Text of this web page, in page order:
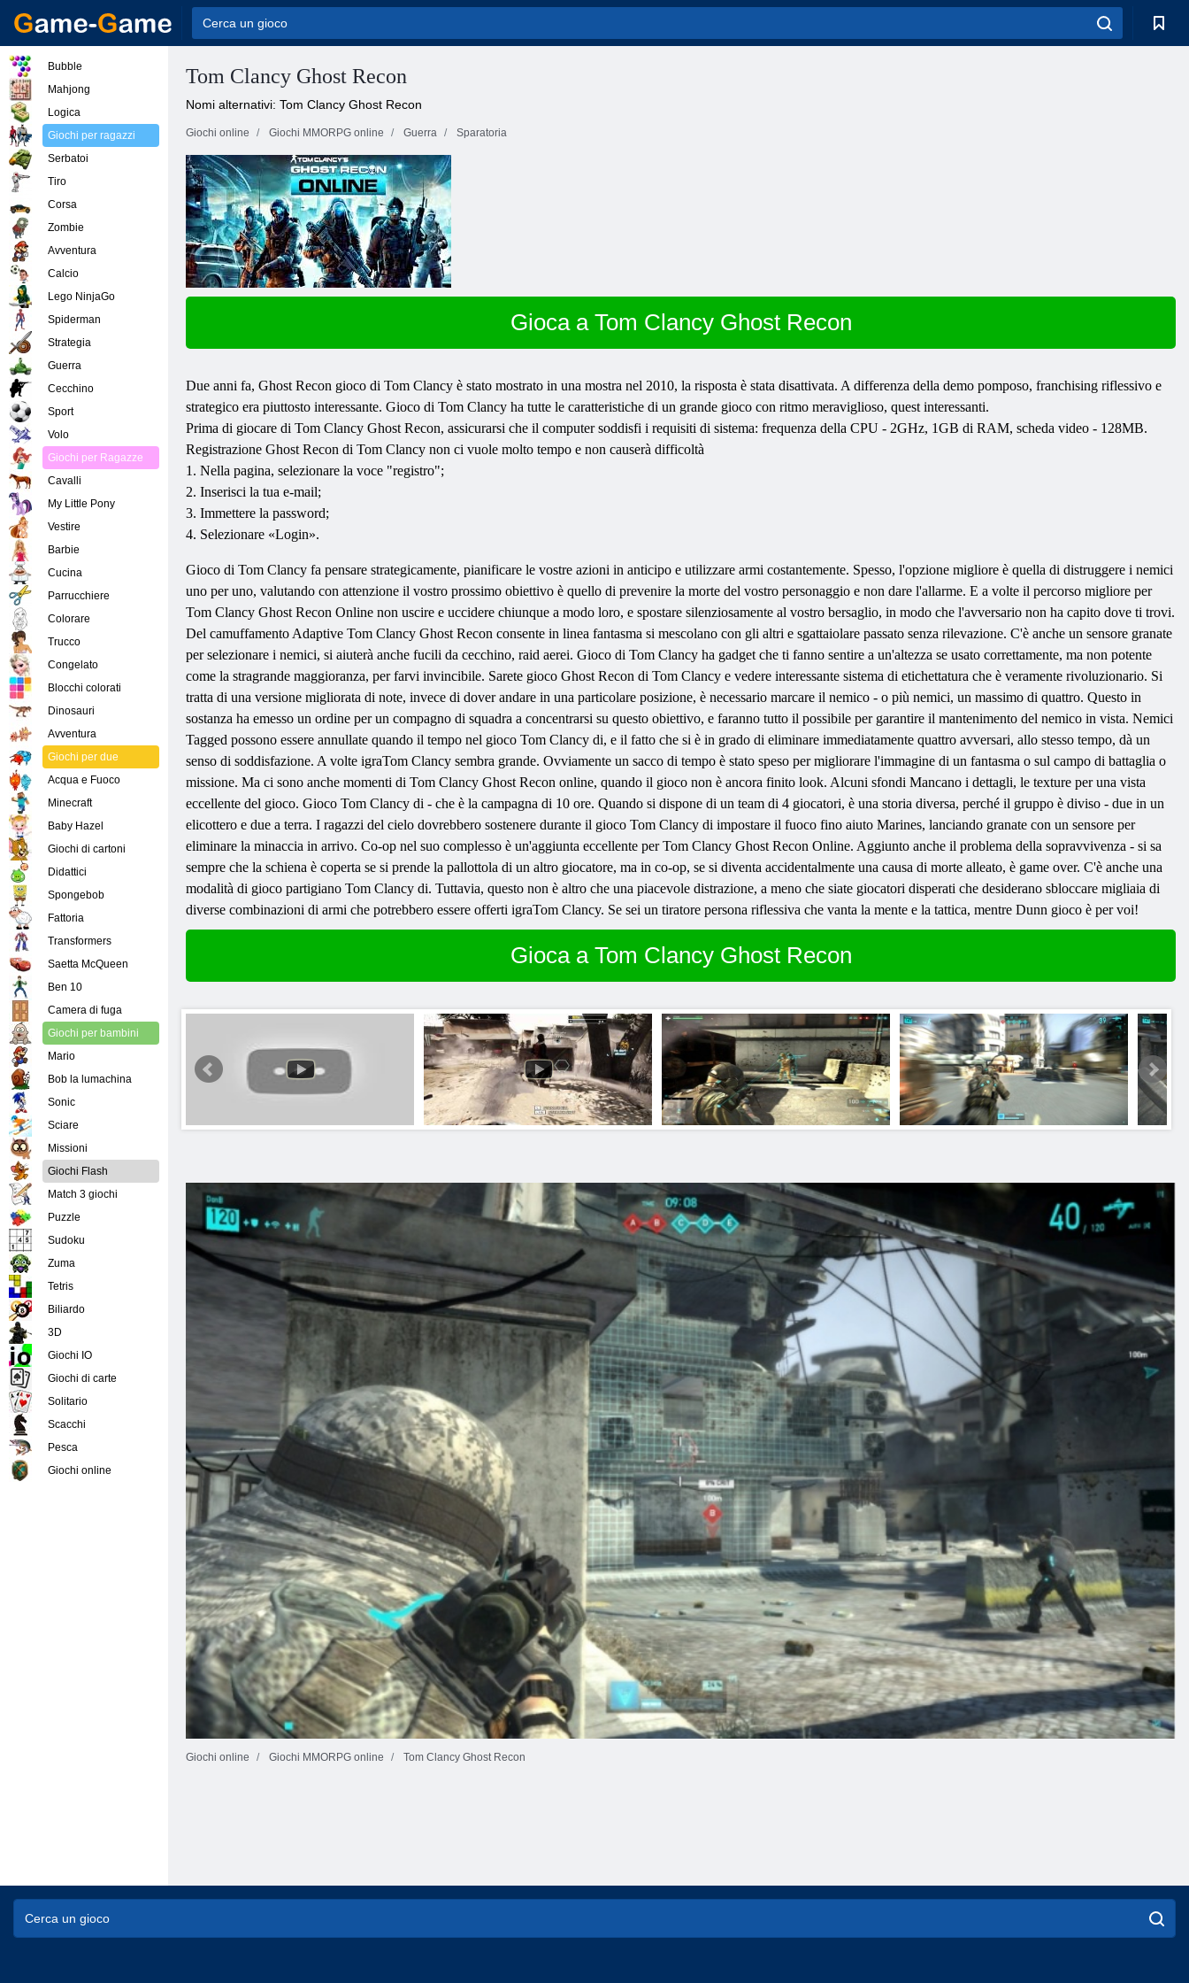
Tom Clancy Ghost Recon
Nomi alternativi: Tom Clancy Ghost Recon
Giochi online Giochi MMORPG online Guerra Sparatoria
Gioca a Tom Clancy Ghost Recon
Due anni fa, Ghost Recon gioco di Tom Clancy è stato mostrato in una mostra nel 2010, la risposta è stata disattivata. A differenza della demo pomposo, franchising riflessivo e
strategico era piuttosto interessante. Gioco di Tom Clancy ha tutte le caratteristiche di un grande gioco con ritmo meraviglioso, quest interessanti.
Prima di giocare di Tom Clancy Ghost Recon, assicurarsi che il computer soddisfi i requisiti di sistema: frequenza della CPU - 2GHz, 1GB di RAM, scheda video - 128MB.
Registrazione Ghost Recon di Tom Clancy non ci vuole molto tempo e non causerà difficoltà
1. Nella pagina, selezionare la voce "registro";
2. Inserisci la tua e-mail;
3. Immettere la password;
4. Selezionare «Login».
Gioco di Tom Clancy fa pensare strategicamente, pianificare le vostre azioni in anticipo e utilizzare armi costantemente. Spesso, l'opzione migliore è quella di distruggere i nemici
uno per uno, valutando con attenzione il vostro prossimo obiettivo è quello di prevenire la morte del vostro personaggio e non dare l'allarme. E a volte il percorso migliore per
Tom Clancy Ghost Recon Online non uscire e uccidere chiunque a modo loro, e spostare silenziosamente al vostro bersaglio, in modo che l'avversario non ha capito dove ti trovi.
Del camuffamento Adaptive Tom Clancy Ghost Recon consente in linea fantasma si mescolano con gli altri e sgattaiolare passato senza rilevazione. C'è anche un sensore granate
per selezionare i nemici, si aiuterà anche fucili da cecchino, raid aerei. Gioco di Tom Clancy ha gadget che ti fanno sentire a un'altezza se usato correttamente, ma non potente
come la stragrande maggioranza, per farvi invincibile. Sarete gioco Ghost Recon di Tom Clancy e vedere interessante sistema di etichettatura che è veramente rivoluzionario. Si
tratta di una versione migliorata di note, invece di dover andare in una particolare posizione, è necessario marcare il nemico - o più nemici, un massimo di quattro. Questo in
sostanza ha emesso un ordine per un compagno di squadra a concentrarsi su questo obiettivo, e faranno tutto il possibile per garantire il mantenimento del nemico in vista. Nemici
Tagged possono essere annullate quando il tempo nel gioco Tom Clancy di, e il fatto che si è in grado di eliminare immediatamente quattro avversari, allo stesso tempo, dà un
senso di soddisfazione. A volte igraTom Clancy sembra grande. Ovviamente un sacco di tempo è stato speso per migliorare l'immagine di un fantasma o sul campo di battaglia o
missione. Ma ci sono anche momenti di Tom Clancy Ghost Recon online, quando il gioco non è ancora finito look. Alcuni sfondi Mancano i dettagli, le texture per una vista
eccellente del gioco. Gioco Tom Clancy di - che è la campagna di 10 ore. Quando si dispone di un team di 4 giocatori, è una storia diversa, perché il gruppo è diviso - due in un
elicottero e due a terra. I ragazzi del cielo dovrebbero sostenere durante il gioco Tom Clancy di impostare il fuoco fino aiuto Marines, lanciando granate con un sensore per
eliminare la minaccia in arrivo. Co-op nel suo complesso è un'aggiunta eccellente per Tom Clancy Ghost Recon Online. Aggiunto anche il problema della sopravvivenza - si sa
sempre che la schiena è coperta se si prende la pallottola di un altro giocatore, ma in co-op, se si diventa accidentalmente una causa di morte alleato, è game over. C'è anche una
modalità di gioco partigiano Tom Clancy di. Tuttavia, questo non è altro che una piacevole distrazione, a meno che siate giocatori disperati che desiderano sbloccare migliaia di
diverse combinazioni di armi che potrebbero essere offerti igraTom Clancy. Se sei un tiratore persona riflessiva che vanta la mente e la tattica, mentre Dunn gioco è per voi!
Gioca a Tom Clancy Ghost Recon
Giochi online Giochi MMORPG online Tom Clancy Ghost Recon
Bubble
Mahjong
Logica
Giochi per ragazzi
Serbatoi
Tiro
Corsa
Zombie
Avventura
Calcio
Lego NinjaGo
Spiderman
Strategia
Guerra
Cecchino
Sport
Volo
Giochi per Ragazze
Cavalli
My Little Pony
Vestire
Barbie
Cucina
Parrucchiere
Colorare
Trucco
Congelato
Blocchi colorati
Dinosauri
Avventura
Giochi per due
Acqua e Fuoco
Minecraft
Baby Hazel
Giochi di cartoni
Didattici
Spongebob
Fattoria
Transformers
Saetta McQueen
Ben 10
Camera di fuga
Giochi per bambini
Mario
Bob la lumachina
Sonic
Sciare
Missioni
Giochi Flash
Match 3 giochi
Puzzle
Sudoku
Zuma
Tetris
Biliardo
3D
Giochi IO
Giochi di carte
Solitario
Scacchi
Pesca
Giochi online